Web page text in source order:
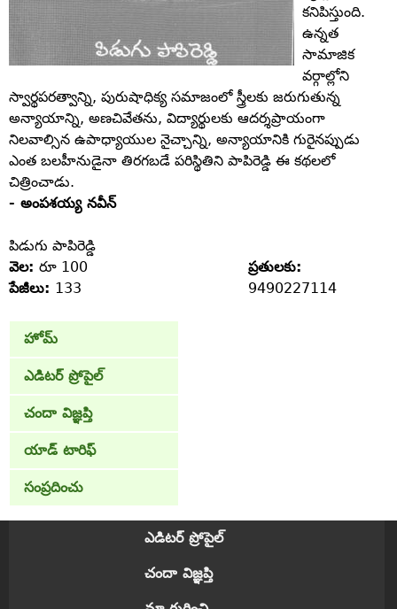
కనిపిస్తుంది.
ఉన్నత
సామాజిక
వర్గాల్లోని
స్వార్థపరత్వాన్ని, పురుషాధిక్య సమాజంలో స్త్రీలకు జరుగుతున్న
అన్యాయాన్ని, అణచివేతను, విద్యార్థులకు ఆదర్శప్రాయంగా
నిలవాల్సిన ఉపాధ్యాయుల నైచ్చాన్ని, అన్యాయానికి గురైనప్పుడు
ఎంత బలహీనుడైనా తిరగబడే పరిస్థితిని పాపిరెడ్డి ఈ కథలలో
చిత్రించాడు.
- అంపశయ్య నవీన్‌
పిడుగు పాపిరెడ్డి
వెల: రూ 100
పేజీలు: 133
ప్రతులకు:
9490227114
హోమ్
ఎడిటర్ ప్రోపైల్
చందా విజ్ఞప్తి
యాడ్ టారిఫ్
సంప్రదించు
ఎడిటర్ ప్రోపైల్
చందా విజ్ఞప్తి